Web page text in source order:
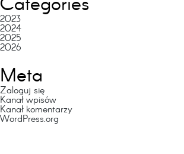
2023
2024
2025
2026
Meta
Zaloguj się
Kanał wpisów
Kanał komentarzy
WordPress.org